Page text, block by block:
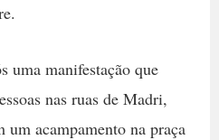
uma manifestação que
nas ruas de Madri,
acampamento na praça